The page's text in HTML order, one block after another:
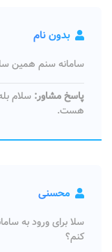
بدون نام
سامانه سنم همین
پاسخ مشاور:
هست.
محسنی
سلا برای ورود به
کنم؟